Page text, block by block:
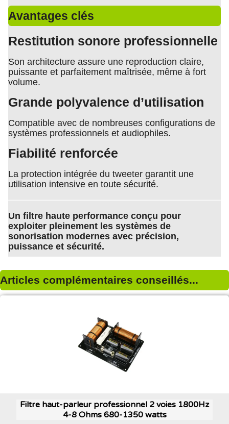
Avantages clés
Restitution sonore professionnelle
Son architecture assure une reproduction claire,
puissante et parfaitement maîtrisée, même à fort
volume.
Grande polyvalence d’utilisation
Compatible avec de nombreuses configurations de
systèmes professionnels et audiophiles.
Fiabilité renforcée
La protection intégrée du tweeter garantit une
utilisation intensive en toute sécurité.
Un filtre haute performance conçu pour
exploiter pleinement les systèmes de
sonorisation modernes avec précision,
puissance et sécurité.
Articles complémentaires conseillés...
Filtre haut-parleur professionnel 2 voies 1800Hz
4-8 Ohms 680-1350 watts